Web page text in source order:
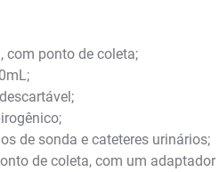
com ponto de coleta;
de sonda e cateteres urinários;
de coleta, com um